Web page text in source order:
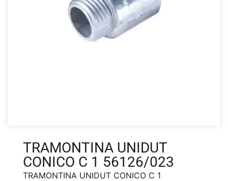
TRAMONTINA UNIDUT
CONICO C 1 56126/023
TRAMONTINA UNIDUT CONICO C 1